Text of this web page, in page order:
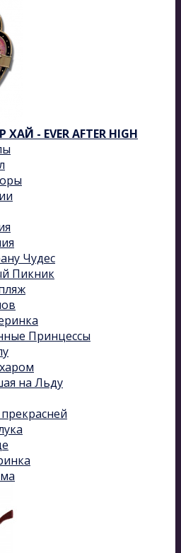
- EVER AFTER HIGH
Чудес
Пикник
Принцессы
на Льду